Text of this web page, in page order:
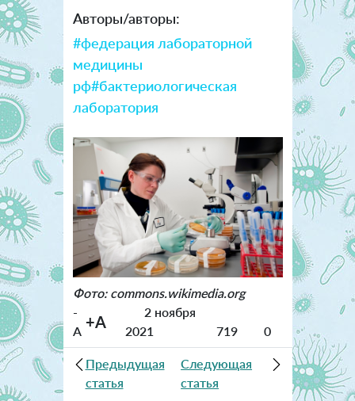
Авторы/авторы:
#федерация лабораторной
медицины
рф#бактериологическая
лаборатория
Фото: commons.wikimedia.org
-
A +A
2 ноября
2021
719 0
Предыдущая
статья
Следующая
статья